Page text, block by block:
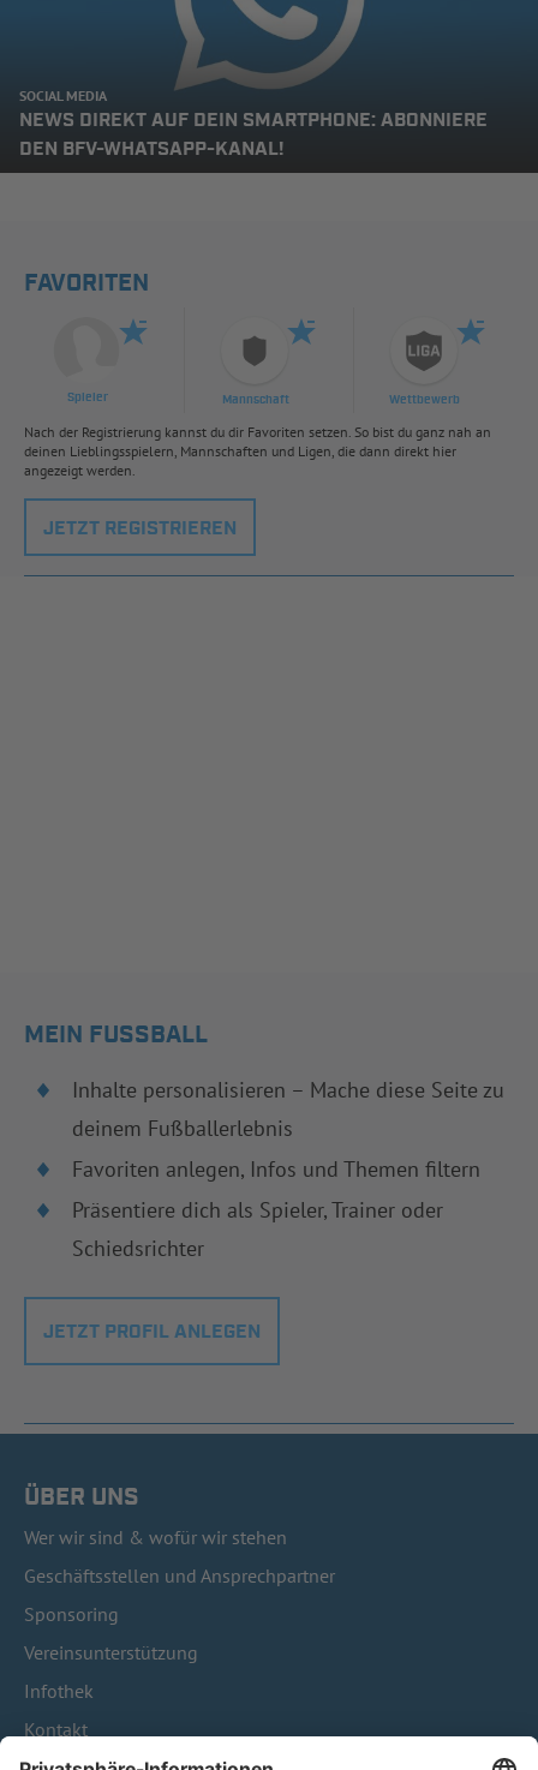
SOCIAL MEDIA
NEWS DIREKT AUF DEIN SMARTPHONE: ABONNIERE
DEN BFV-WHATSAPP-KANAL!
FAVORITEN
Spieler Mannschaft Wettbewerb
Nach der Registrierung kannst du dir Favoriten setzen. So bist du ganz nah an
deinen Lieblingsspielern, Mannschaften und Ligen, die dann direkt hier
angezeigt werden.
JETZT REGISTRIEREN
MEIN FUSSBALL
Inhalte personalisieren – Mache diese Seite zu
deinem Fußballerlebnis
Favoriten anlegen, Infos und Themen filtern
Präsentiere dich als Spieler, Trainer oder
Schiedsrichter
JETZT PROFIL ANLEGEN
ÜBER UNS
Wer wir sind & wofür wir stehen
Geschäftsstellen und Ansprechpartner
Sponsoring
Vereinsunterstützung
Infothek
Kontakt